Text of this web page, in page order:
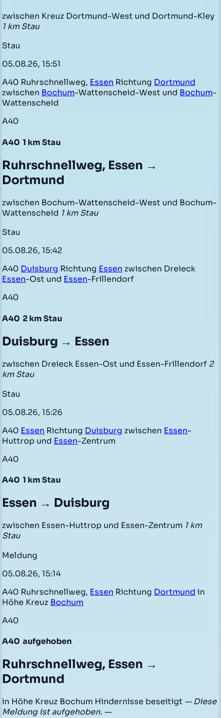
zwischen Kreuz Dortmund-West und Dortmund-Kley
1 km Stau
Stau
05.08.26, 15:51
A40 Ruhrschnellweg, Essen Richtung Dortmund
zwischen Bochum-Wattenscheid-West und Bochum-
Wattenscheid
A40
A40 1 km Stau
Ruhrschnellweg, Essen →
Dortmund
zwischen Bochum-Wattenscheid-West und Bochum-
Wattenscheid 1 km Stau
Stau
05.08.26, 15:42
A40 Duisburg Richtung Essen zwischen Dreieck
Essen-Ost und Essen-Frillendorf
A40
A40 2 km Stau
Duisburg → Essen
zwischen Dreieck Essen-Ost und Essen-Frillendorf 2
km Stau
Stau
05.08.26, 15:26
A40 Essen Richtung Duisburg zwischen Essen-
Huttrop und Essen-Zentrum
A40
A40 1 km Stau
Essen → Duisburg
zwischen Essen-Huttrop und Essen-Zentrum 1 km
Stau
Meldung
05.08.26, 15:14
A40 Ruhrschnellweg, Essen Richtung Dortmund in
Höhe Kreuz Bochum
A40
A40 aufgehoben
Ruhrschnellweg, Essen →
Dortmund
in Höhe Kreuz Bochum Hindernisse beseitigt — Diese
Meldung ist aufgehoben. —